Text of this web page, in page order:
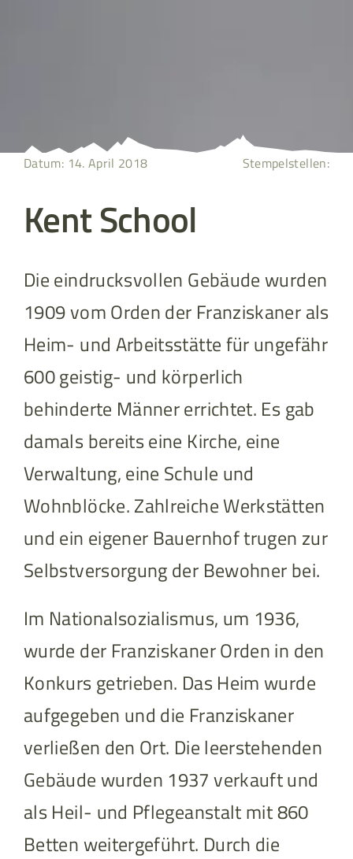
Datum: 14. April 2018 Stempelstellen:
Kent School
Die eindrucksvollen Gebäude wurden
1909 vom Orden der Franziskaner als
Heim- und Arbeitsstätte für ungefähr
600 geistig- und körperlich
behinderte Männer errichtet. Es gab
damals bereits eine Kirche, eine
Verwaltung, eine Schule und
Wohnblöcke. Zahlreiche Werkstätten
und ein eigener Bauernhof trugen zur
Selbstversorgung der Bewohner bei.
Im Nationalsozialismus, um 1936,
wurde der Franziskaner Orden in den
Konkurs getrieben. Das Heim wurde
aufgegeben und die Franziskaner
verließen den Ort. Die leerstehenden
Gebäude wurden 1937 verkauft und
als Heil- und Pflegeanstalt mit 860
Betten weitergeführt. Durch die